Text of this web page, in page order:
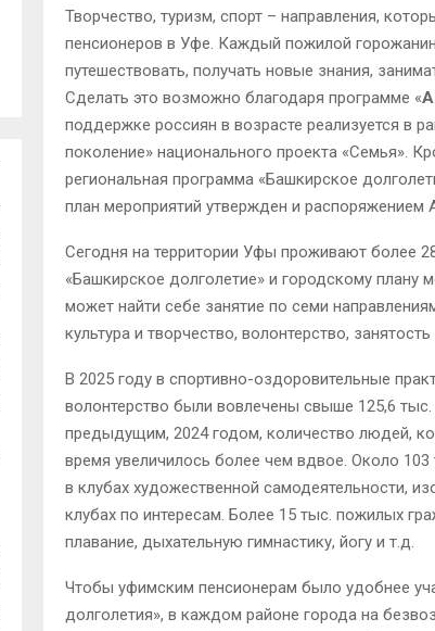
Творчество, туризм, спорт – направления,
пенсионеров в Уфе. Каждый пожилой
путешествовать, получать новые знания,
Сделать это возможно благодаря программе «
поддержке россиян в возрасте реализуется в
поколение» национального проекта «Семья».
региональная программа «Башкирское
план мероприятий утвержден и
Сегодня на территории Уфы проживают более
«Башкирское долголетие» и городскому
может найти себе занятие по семи
культура и творчество, волонтерство,
В 2025 году в спортивно-оздоровительные
волонтерство были вовлечены свыше 125,6
предыдущим, 2024 годом, количество людей,
время увеличилось более чем вдвое. Около
в клубах художественной самодеятельности,
клубах по интересам. Более 15 тыс. пожилых
плавание, дыхательную гимнастику, йогу и т.д.
Чтобы уфимским пенсионерам было удобнее
долголетия», в каждом районе города на